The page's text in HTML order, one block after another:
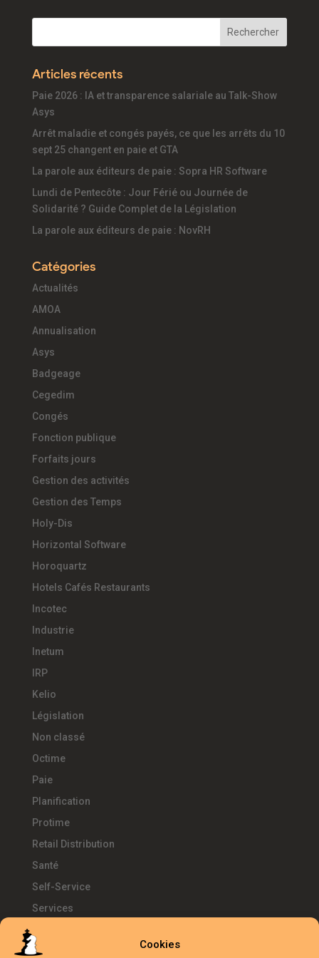
Cookies
Articles récents
Paie 2026 : IA et transparence salariale au Talk-Show
Asys
Arrêt maladie et congés payés, ce que les arrêts du 10
sept 25 changent en paie et GTA
La parole aux éditeurs de paie : Sopra HR Software
Lundi de Pentecôte : Jour Férié ou Journée de
Solidarité ? Guide Complet de la Législation
La parole aux éditeurs de paie : NovRH
Catégories
Actualités
AMOA
Annualisation
Asys
Badgeage
Cegedim
Congés
Fonction publique
Forfaits jours
Gestion des activités
Gestion des Temps
Holy-Dis
Horizontal Software
Horoquartz
Hotels Cafés Restaurants
Incotec
Industrie
Inetum
IRP
Kelio
Législation
Non classé
Octime
Paie
Planification
Protime
Retail Distribution
Santé
Self-Service
Services
Télétravail